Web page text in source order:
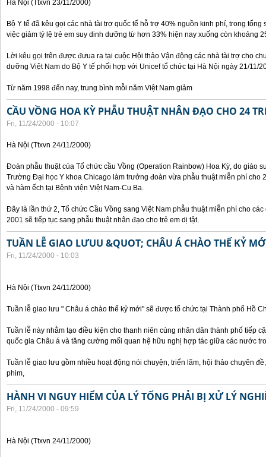
Hà Nội (Ttxvn 23/11/2000)
Bộ Y tế đã kêu gọi các nhà tài trợ quốc tế hỗ trợ 40% nguồn kinh phí, trong tổng
việc giảm tỷ lệ trẻ em suy dinh dưỡng từ hơn 33% hiện nay xuống còn khoảng
Lời kêu gọi trên được đưua ra tại cuộc Hội thảo Vận động các nhà tài trợ cho
dưỡng Việt Nam do Bộ Y tế phối hợp với Unicef tổ chức tại Hà Nội ngày 21/11/
Từ năm 1998 đến nay, trung bình mỗi năm Việt Nam giảm
CẦU VỒNG HOA KỲ PHẪU THUẬT NHÂN ĐẠO CHO 24
Fri, 11/24/2000 - 10:07
Hà Nội (Ttxvn 24/11/2000)
Đoàn phẫu thuật của Tổ chức cầu Vồng (Operation Rainbow) Hoa Kỳ, do giáo
Trường Đại học Y khoa Chicago làm trưởng đoàn vừa phẫu thuật miễn phí cho
và hàm ếch tại Bệnh viện Việt Nam-Cu Ba.
Đây là lần thứ 2, Tổ chức Cầu Vồng sang Việt Nam phẫu thuật miễn phí cho
2001 sẽ tiếp tục sang phẫu thuật nhân đạo cho trẻ em dị tật.
TUẦN LỄ GIAO LƯUU &QUOT; CHÂU Á CHÀO THẾ KỶ
Fri, 11/24/2000 - 10:03
Hà Nội (Ttxvn 24/11/2000)
Tuần lễ giao lưu " Châu á chào thế kỷ mới" sẽ được tổ chức tại Thành phố Hồ
Tuần lễ này nhằm tạo điều kiện cho thanh niên cùng nhân dân thành phố tiếp
quốc gia Châu á và tăng cường mối quan hệ hữu nghị hợp tác giữa các nước
Tuần lễ giao lưu gồm nhiều hoạt động nói chuyện, triển lãm, hội thảo chuyên
phim,
HÀNH VI NGUY HIỂM CỦA LÝ TỐNG PHẢI BỊ XỬ LÝ
Fri, 11/24/2000 - 09:59
Hà Nội (Ttxvn 24/11/2000)